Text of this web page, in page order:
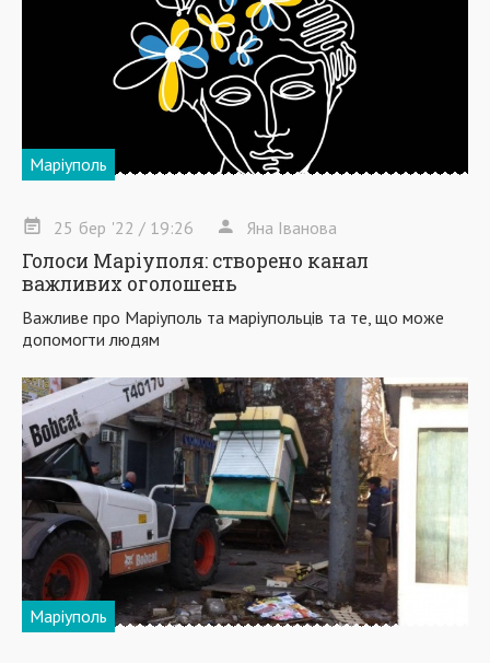
Маріуполь
25 бер '22 / 19:26 Яна Іванова
Голоси Маріуполя: створено канал
важливих оголошень
Важливе про Маріуполь та маріупольців та те, що може
допомогти людям
Маріуполь